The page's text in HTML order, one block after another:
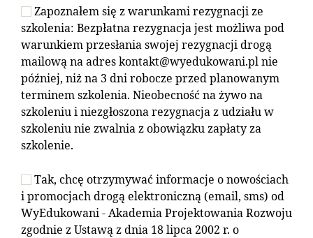
Zapoznałem się z warunkami rezygnacji ze
szkolenia: Bezpłatna rezygnacja jest możliwa pod
warunkiem przesłania swojej rezygnacji drogą
mailową na adres kontakt@wyedukowani.pl nie
później, niż na 3 dni robocze przed planowanym
terminem szkolenia. Nieobecność na żywo na
szkoleniu i niezgłoszona rezygnacja z udziału w
szkoleniu nie zwalnia z obowiązku zapłaty za
szkolenie.
Tak, chcę otrzymywać informacje o nowościach
i promocjach drogą elektroniczną (email, sms) od
WyEdukowani - Akademia Projektowania Rozwoju
zgodnie z Ustawą z dnia 18 lipca 2002 r. o